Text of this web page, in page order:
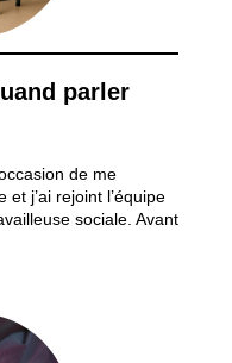
parler
de me
et j’ai rejoint l’équipe
sociale. Avant
Durant mes temps